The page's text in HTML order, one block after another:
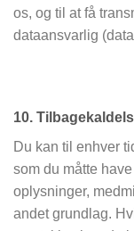
os, og til at få
dataansvarlig
10.
Du kan til enhver
som du måtte
oplysninger,
andet grundlag.